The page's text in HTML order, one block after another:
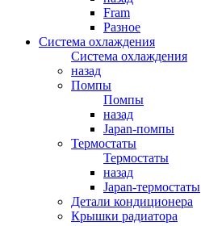
Fram
Разное
Система охлаждения
Система охлаждения
назад
Помпы
Помпы
назад
Japan-помпы
Термостаты
Термостаты
назад
Japan-термостаты
Детали кондиционера
Крышки радиатора